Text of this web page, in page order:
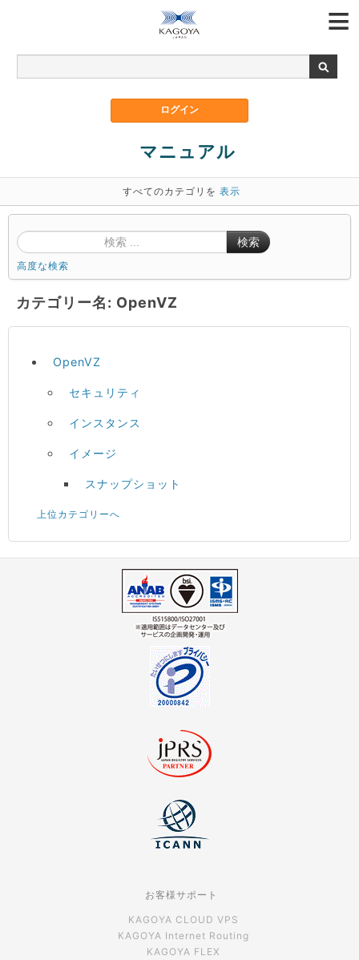
マニュアル
すべてのカテゴリを 表示
検索
高度な検索
カテゴリー名: OpenVZ
OpenVZ
セキュリティ
インスタンス
イメージ
スナップショット
上位カテゴリーへ
お客様サポート
KAGOYA CLOUD VPS
KAGOYA Internet Routing
KAGOYA FLEX